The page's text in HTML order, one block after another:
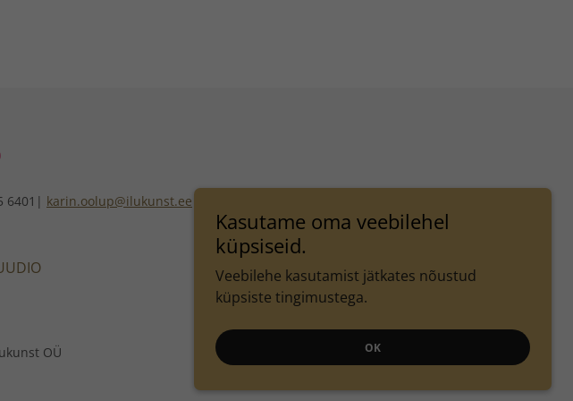
6401| karin.oolup@ilukunst.ee
OÜ
Kasutame oma veebilehel
küpsiseid.
Veebilehe kasutamist jätkates nõustud
küpsiste tingimustega.
OK